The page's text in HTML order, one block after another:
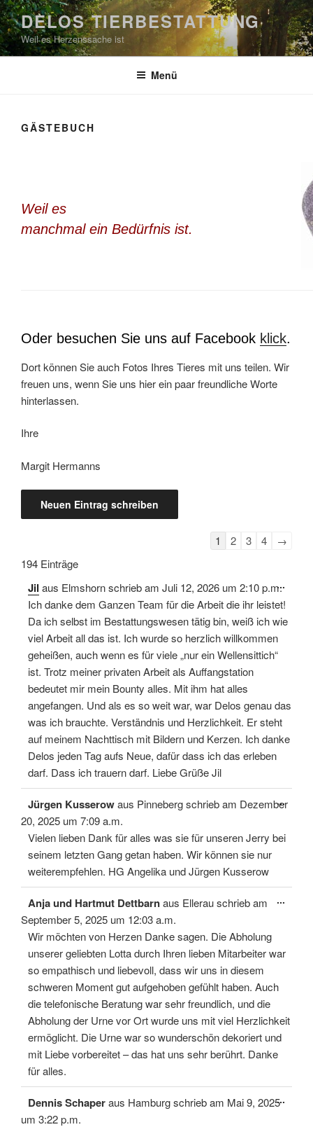
Zum
Inhalt
springen
DELOS TIERBESTATTUNG
Weil es Herzenssache ist
Menü
GÄSTEBUCH
Weil es
manchmal ein Bedürfnis ist.
Oder besuchen Sie uns auf Facebook klick.
Dort können Sie auch Fotos Ihres Tieres mit uns teilen. Wir
freuen uns, wenn Sie uns hier ein paar freundliche Worte
hinterlassen.
Ihre
Margit Hermanns
Navigation
1 2 3 4
→
194 Einträge
Jil aus Elmshornschrieb am Juli 12, 2026 um 2:10 p.m.
Ich danke dem Ganzen Team für die Arbeit die ihr leistet!
Da ich selbst im Bestattungswesen tätig bin, weiß ich wie
viel Arbeit all das ist. Ich wurde so herzlich willkommen
geheißen, auch wenn es für viele „nur ein Wellensittich“
ist. Trotz meiner privaten Arbeit als Auffangstation
bedeutet mir mein Bounty alles. Mit ihm hat alles
angefangen. Und als es so weit war, war Delos genau das
was ich brauchte. Verständnis und Herzlichkeit. Er steht
auf meinem Nachttisch mit Bildern und Kerzen. Ich danke
Delos jeden Tag aufs Neue, dafür dass ich das erleben
darf. Dass ich trauern darf. Liebe Grüße Jil
...
ein-/
Jürgen Kusserowaus Pinnebergschrieb am Dezember
20, 2025 um 7:09 a.m.
Vielen lieben Dank für alles was sie für unseren Jerry bei
seinem letzten Gang getan haben. Wir können sie nur
weiterempfehlen. HG Angelika und Jürgen Kusserow
...Diese
Anja und Hartmut Dettbarnaus Ellerauschrieb am
September 5, 2025 um 12:03 a.m.
Wir möchten von Herzen Danke sagen. Die Abholung
unserer geliebten Lotta durch Ihren lieben Mitarbeiter war
so empathisch und liebevoll, dass wir uns in diesem
schweren Moment gut aufgehoben gefühlt haben. Auch
die telefonische Beratung war sehr freundlich, und die
Abholung der Urne vor Ort wurde uns mit viel Herzlichkeit
ermöglicht. Die Urne war so wunderschön dekoriert und
mit Liebe vorbereitet – das hat uns sehr berührt. Danke
für alles.
...
Dennis Schaperaus Hamburgschrieb am Mai 9, 2025
um 3:22 p.m.
...